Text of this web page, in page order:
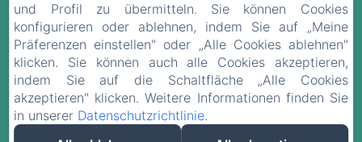
Cookie-Informationen
EN FR ES DE
Powered mit Amenitiz
und Profil zu übermitteln. Sie können Cookies
konfigurieren oder ablehnen, indem Sie auf „Meine
Präferenzen einstellen" oder „Alle Cookies ablehnen"
klicken. Sie können auch alle Cookies akzeptieren,
indem Sie auf die Schaltfläche „Alle Cookies
akzeptieren" klicken. Weitere Informationen finden Sie
in unserer Datenschutzrichtlinie.